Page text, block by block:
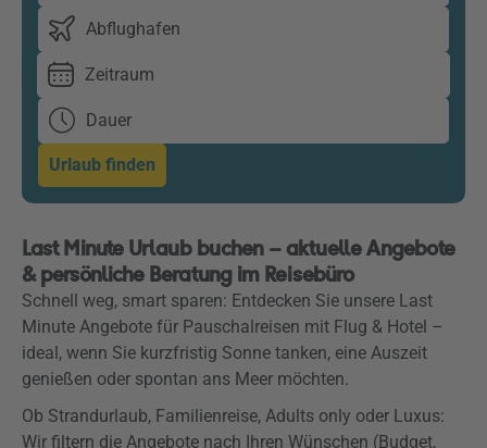
Abflughafen
Zeitraum
Dauer
Urlaub finden
Last Minute Urlaub buchen – aktuelle Angebote
& persönliche Beratung im Reisebüro
Schnell weg, smart sparen: Entdecken Sie unsere Last
Minute Angebote für Pauschalreisen mit Flug & Hotel –
ideal, wenn Sie kurzfristig Sonne tanken, eine Auszeit
genießen oder spontan ans Meer möchten.
Ob Strandurlaub, Familienreise, Adults only oder Luxus:
Wir filtern die Angebote nach Ihren Wünschen (Budget,